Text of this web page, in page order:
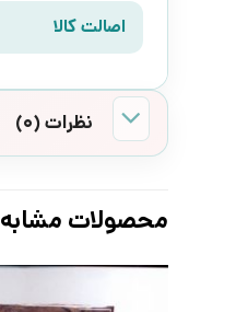
اصالت کالا
نظرات (0)
محصولات مشابه